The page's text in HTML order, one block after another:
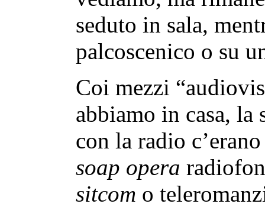
seduto in sala,
palcoscenico o su
Coi mezzi
abbiamo in casa, la
con la radio
soap opera
sitcom o